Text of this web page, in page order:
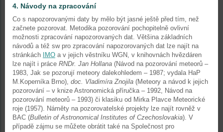
4. Návody na zpracování
Co s napozorovanými daty by mělo být jasné ještě před tím, než
začnete pozorovat. Metodika pozorování pochopitelně ovlivní
možnosti zpracování napozorovaných dat. Většina základních
návodů a též sw pro zpracování napozorovaných dat lze najít na
stránkách
IMO a v jejich věstníku WGN, v knihovnách hvězdáren
lze najít i práce RNDr. Jan Hollana (Návod na pozorování meteorů –
1983, Jak se pozorují meteory dalekohledem – 1987; vydala HaP
M.Koperníka Brno), doc. Vladimíra Znojila (Meteory a návod k jejich
pozorování – v knize Astronomická příručka – 1992, Návod na
pozorování meteorů – 1993) či klasiku od Mirka Plavce Meteorické
roje (1957). Náměty na pozorovatelské projekty lze najít rovněž v
BAC (Bulletin of Astronomical Institutes of Czechoslovakia). V
případě zájmu se můžete obrátit také na Společnost pro